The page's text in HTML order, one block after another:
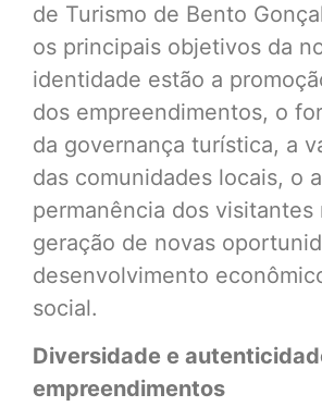
de Turismo de Bento
os principais objetivos da
identidade estão a
dos empreendimentos, o
da governança turística, a
das comunidades locais, o
permanência dos visitantes
geração de novas
desenvolvimento
social.
Diversidade e
empreendimentos